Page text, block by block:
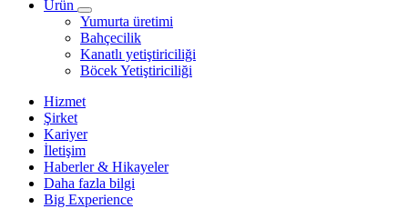
Ürün
Yumurta üretimi
Bahçecilik
Kanatlı yetiştiriciliği
Böcek Yetiştiriciliği
Hizmet
Şirket
Kariyer
İletişim
Haberler & Hikayeler
Daha fazla bilgi
Big Experience